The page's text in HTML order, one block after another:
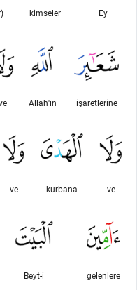
Ey
kimseler
işaretlerine
Allah'ın
ve
kurbana
ve
gelenlere
Beyt-i